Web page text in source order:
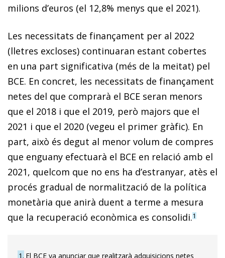
milions d’euros (el 12,8% menys que el 2021).
Les necessitats de finançament per al 2022
(lletres excloses) continuaran estant cobertes
en una part significativa (més de la meitat) pel
BCE. En concret, les necessitats de finançament
netes del que comprarà el BCE seran menors
que el 2018 i que el 2019, però majors que el
2021 i que el 2020 (vegeu el primer gràfic). En
part, això és degut al menor volum de compres
que enguany efectuarà el BCE en relació amb el
2021, quelcom que no ens ha d’estranyar, atès el
procés gradual de normalització de la política
monetària que anirà duent a terme a mesura
que la recuperació econòmica es consolidi.1
1 El BCE va anunciar que realitzarà adquisicions netes